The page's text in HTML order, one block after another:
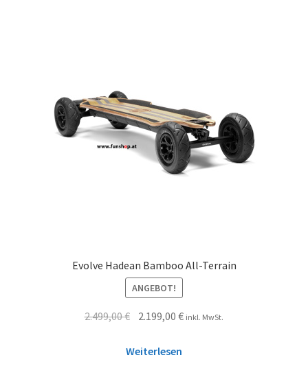
Evolve Hadean Bamboo All-Terrain
ANGEBOT!
2.499,00€ 2.199,00€ inkl. MwSt.
Weiterlesen